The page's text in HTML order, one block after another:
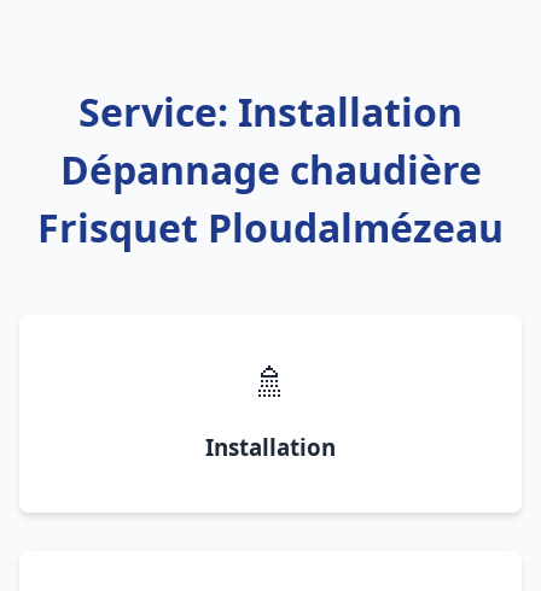
Service: Installation
Dépannage chaudière
Frisquet Ploudalmézeau
🚿
Installation